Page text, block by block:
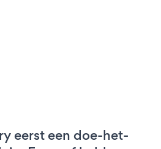
eerst een doe-het-